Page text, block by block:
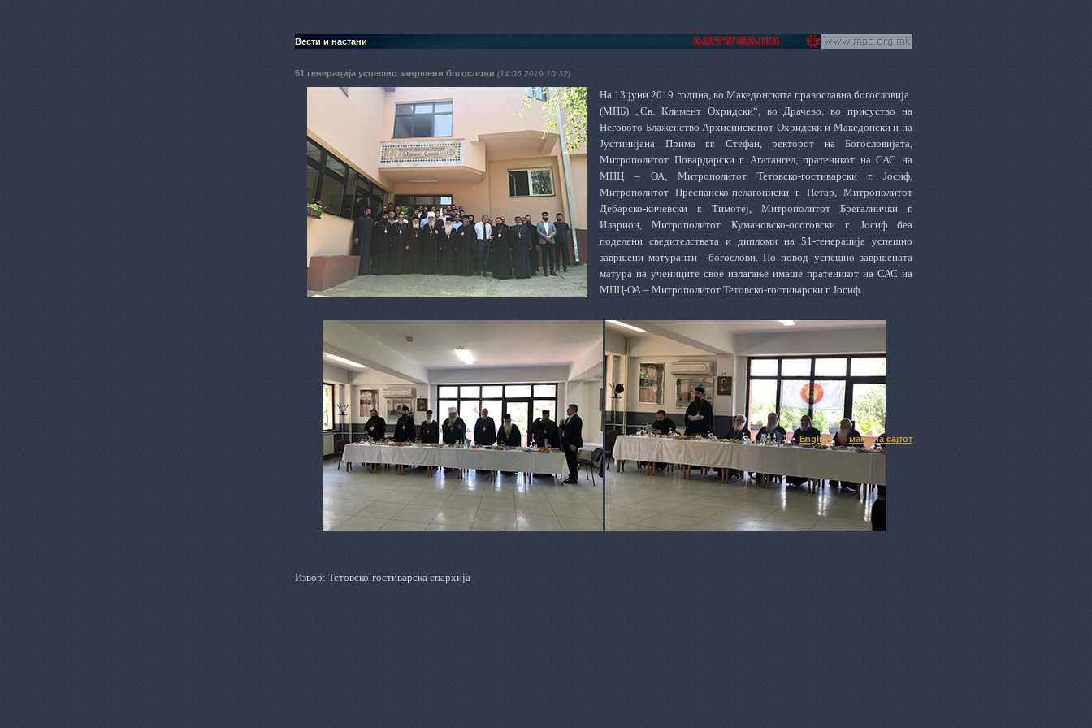
Вести и настани
51 генерација успешно завршени богослови (14.06.2019 10:32)
На 13 јуни 2019 година, во Македонската православна богословија
(МПБ) „Св. Климент Охридски“, во Драчево, во присуство на
Неговото Блаженство Архиепископот Охридски и Македонски и на
Јустинијана Прима г.г. Стефан, ректорот на Богословијата,
Митрополитот Повардарски г. Агатангел, пратеникот на САС на
МПЦ – ОА, Митрополитот Тетовско-гостиварски г. Јосиф,
Митрополитот Преспанско-пелагониски г. Петар, Митрополитот
Дебарско-кичевски г. Тимотеј, Митрополитот Брегалнички г.
Иларион, Митрополитот Кумановско-осоговски г. Јосиф беа
поделени сведителствата и дипломи на 51-генерација успешно
завршени матуранти –богослови. По повод успешно завршената
матура на учениците свое излагање имаше пратеникот на САС на
МПЦ-ОА – Митрополитот Тетовско-гостиварски г. Јосиф.
Извор: Тетовско-гостиварска епархија
English мапа на сајтот